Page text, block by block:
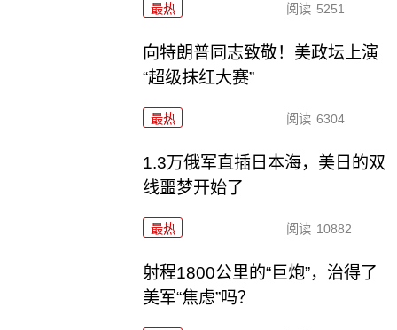
最热 阅读 5251
向特朗普同志致敬！美政坛上演
“超级抹红大赛”
最热 阅读 6304
1.3万俄军直插日本海，美日的双
线噩梦开始了
最热 阅读 10882
射程1800公里的“巨炮”，治得了
美军“焦虑”吗？